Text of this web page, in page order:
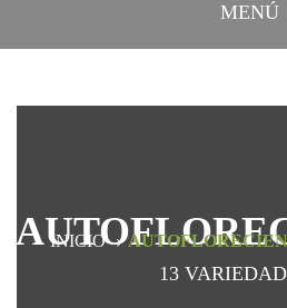
MENÚ
13
INICIO